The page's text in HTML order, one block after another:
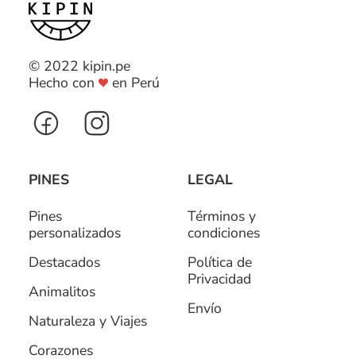
© 2022 kipin.pe
Hecho con
en Perú
PINES
Pines
personalizados
Destacados
Animalitos
Naturaleza y Viajes
Corazones
LEGAL
Términos y
condiciones
Política de
Privacidad
Envío